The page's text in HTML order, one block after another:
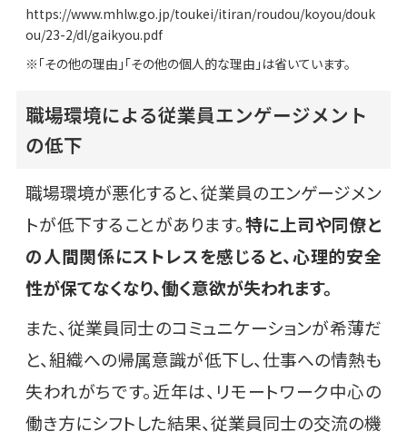
https://www.mhlw.go.jp/toukei/itiran/roudou/koyou/douk
ou/23-2/dl/gaikyou.pdf
※「その他の理由」「その他の個人的な理由」は省いています。
職場環境による従業員エンゲージメント
の低下
職場環境が悪化すると、従業員のエンゲージメン
トが低下することがあります。特に上司や同僚と
の人間関係にストレスを感じると、心理的安全
性が保てなくなり、働く意欲が失われます。
また、従業員同士のコミュニケーションが希薄だ
と、組織への帰属意識が低下し、仕事への情熱も
失われがちです。近年は、リモートワーク中心の
働き方にシフトした結果、従業員同士の交流の機